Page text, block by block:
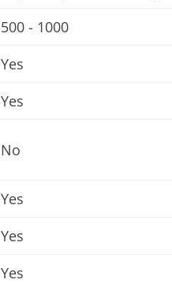
500 - 1000
Yes
Yes
No
Yes
Yes
Yes